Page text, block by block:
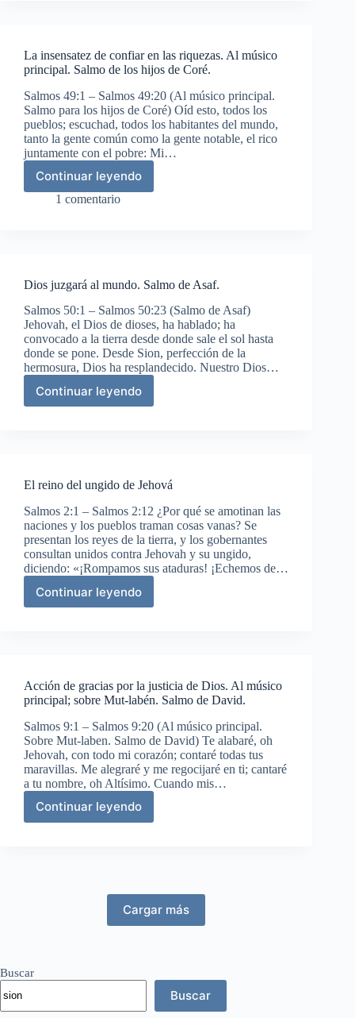
músico
principal.
Masquil
de
los
hijos
de
Coré.
La insensatez de confiar en las riquezas. Al músico
principal. Salmo de los hijos de Coré.
Salmos 49:1 – Salmos 49:20 (Al músico principal.
Salmo para los hijos de Coré) Oíd esto, todos los
pueblos; escuchad, todos los habitantes del mundo,
tanto la gente común como la gente notable, el rico
juntamente con el pobre: Mi…
Continuar leyendo
La
insensatez
Al
músico
principal.
Salmo
de
los
hijos
de
Coré.
1 comentario
Dios juzgará al mundo. Salmo de Asaf.
Salmos 50:1 – Salmos 50:23 (Salmo de Asaf)
Jehovah, el Dios de dioses, ha hablado; ha
convocado a la tierra desde donde sale el sol hasta
donde se pone. Desde Sion, perfección de la
hermosura, Dios ha resplandecido. Nuestro Dios…
Continuar leyendo
Dios
Asaf.
El reino del ungido de Jehová
Salmos 2:1 – Salmos 2:12 ¿Por qué se amotinan las
naciones y los pueblos traman cosas vanas? Se
presentan los reyes de la tierra, y los gobernantes
consultan unidos contra Jehovah y su ungido,
diciendo: «¡Rompamos sus ataduras! ¡Echemos de…
Continuar leyendo
El
Acción de gracias por la justicia de Dios. Al músico
principal; sobre Mut-labén. Salmo de David.
Salmos 9:1 – Salmos 9:20 (Al músico principal.
Sobre Mut-laben. Salmo de David) Te alabaré, oh
Jehovah, con todo mi corazón; contaré todas tus
maravillas. Me alegraré y me regocijaré en ti; cantaré
a tu nombre, oh Altísimo. Cuando mis…
Continuar leyendo
Acción
sobre
labén.
Cargar más
Buscar
Buscar